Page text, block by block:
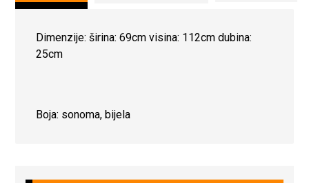
Dimenzije: širina: 69cm visina: 112cm dubina:
25cm
Boja: sonoma, bijela